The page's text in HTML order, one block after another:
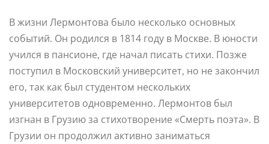
В жизни Лермонтова было несколько основных
событий. Он родился в 1814 году в Москве. В юности
учился в пансионе, где начал писать стихи. Позже
поступил в Московский университет, но не закончил
его, так как был студентом нескольких
университетов одновременно. Лермонтов был
изгнан в Грузию за стихотворение «Смерть поэта». В
Грузии он продолжил активно заниматься